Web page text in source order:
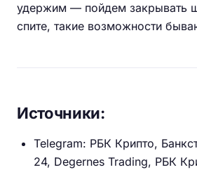
удержим — пойдем закрывать
спите, такие возможности
Источники:
Telegram: РБК Крипто,
24, Degernes Trading, РБК